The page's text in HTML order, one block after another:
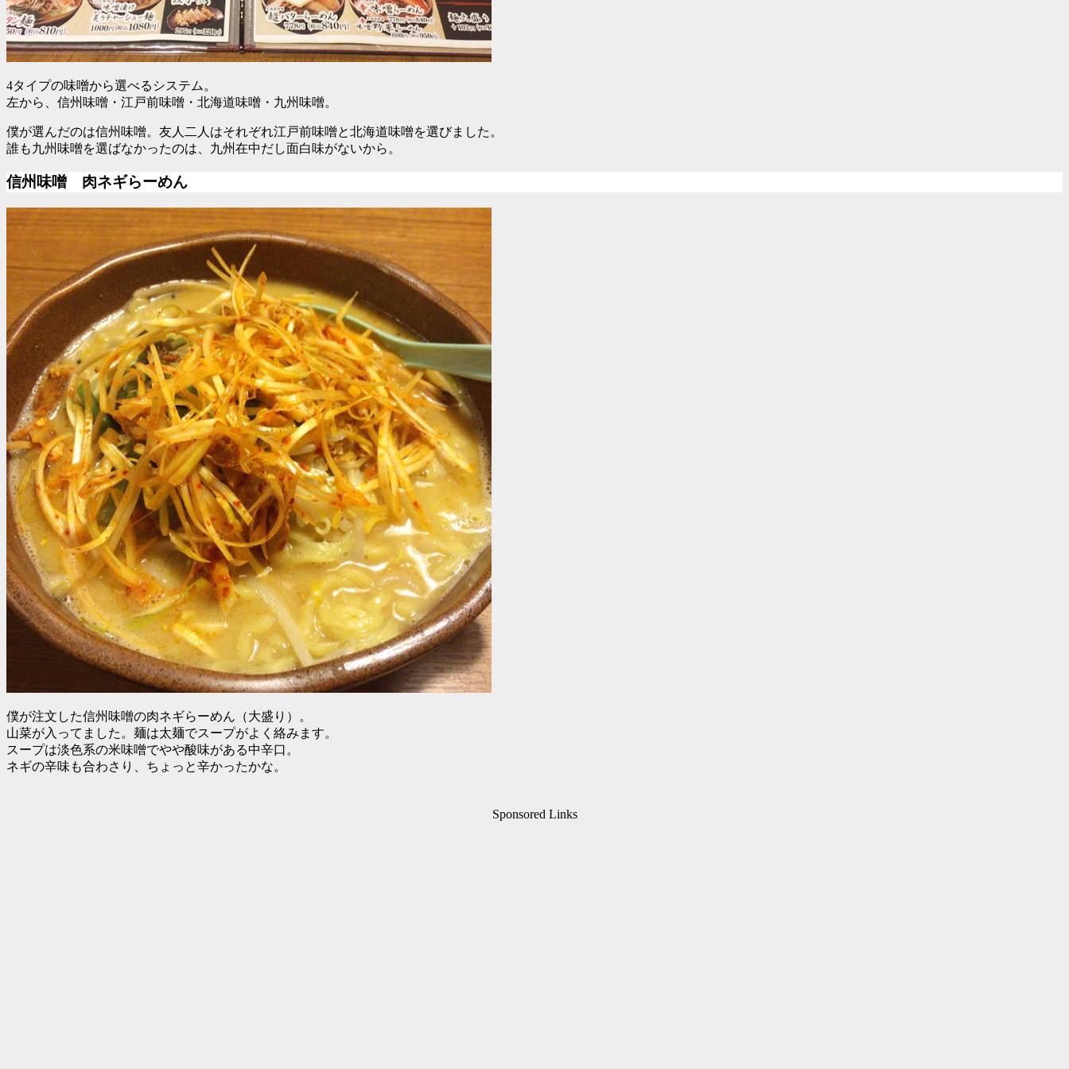
4タイプの味噌から選べるシステム。
左から、信州味噌・江戸前味噌・北海道味噌・九州味噌。
僕が選んだのは信州味噌。友人二人はそれぞれ江戸前味噌と北海道味噌を選びました。
誰も九州味噌を選ばなかったのは、九州在中だし面白味がないから。
信州味噌 肉ネギらーめん
僕が注文した信州味噌の肉ネギらーめん（大盛り）。
山菜が入ってました。麺は太麺でスープがよく絡みます。
スープは淡色系の米味噌でやや酸味がある中辛口。
ネギの辛味も合わさり、ちょっと辛かったかな。
Sponsored Links